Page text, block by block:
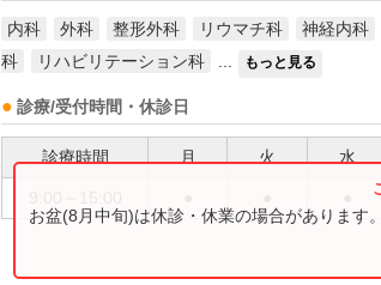
内科 外科 整形外科 リウマチ科 神経内科
科
リハビリテーション科 もっと見る
診療/受付時間・休診日
診療時間 月 火 水
お盆(8月中旬)は休診・休業の場合があります